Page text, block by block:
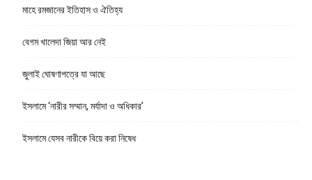
মাহে রমজানের ইতিহাস ও ঐতিহ্য
বেগম খালেদা জিয়া আর নেই
জুলাই ঘোষণাপত্রে যা আছে
ইসলামে ‘নারীর সম্মান, মর্যাদা ও অধিকার’
ইসলামে যেসব নারীকে বিয়ে করা নিষেধ